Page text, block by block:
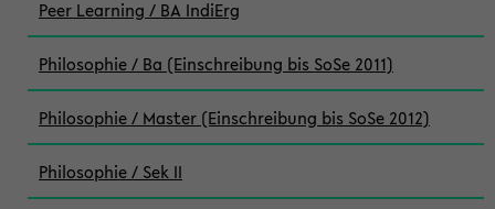
Peer Learning / BA IndiErg
Philosophie / Ba (Einschreibung bis SoSe 2011)
Philosophie / Master (Einschreibung bis SoSe 2012)
Philosophie / Sek II